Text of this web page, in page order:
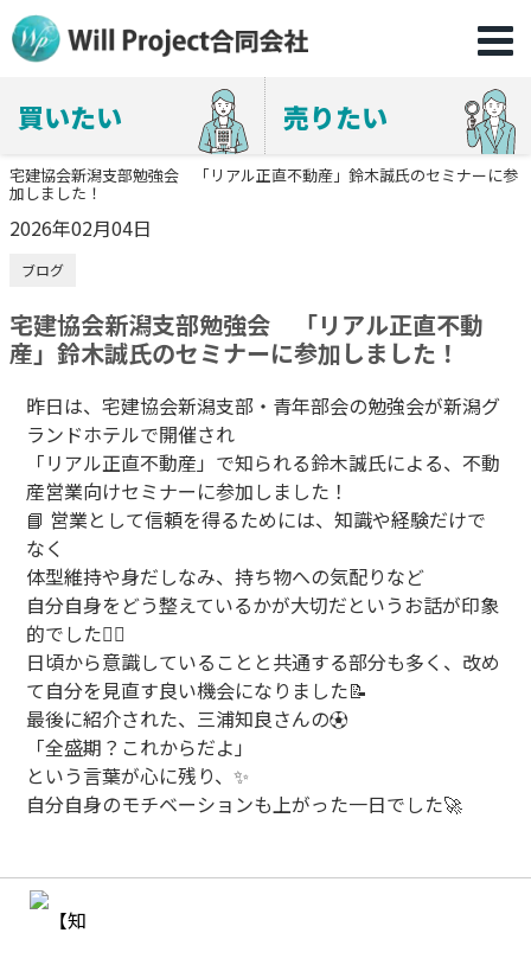
買いたい 売りたい
宅建協会新潟支部勉強会 「リアル正直不動産」鈴木誠氏のセミナーに参
加しました！
2026年02月04日
ブログ
宅建協会新潟支部勉強会 「リアル正直不動
産」鈴木誠氏のセミナーに参加しました！
昨日は、宅建協会新潟支部・青年部会の勉強会が新潟グ
ランドホテルで開催され
「リアル正直不動産」で知られる鈴木誠氏による、不動
産営業向けセミナーに参加しました！
📘 営業として信頼を得るためには、知識や経験だけで
なく
体型維持や身だしなみ、持ち物への気配りなど
自分自身をどう整えているかが大切だというお話が印象
的でした🧍‍♂️
日頃から意識していることと共通する部分も多く、改め
て自分を見直す良い機会になりました📝
最後に紹介された、三浦知良さんの⚽
「全盛期？これからだよ」
という言葉が心に残り、✨
自分自身のモチベーションも上がった一日でした🚀